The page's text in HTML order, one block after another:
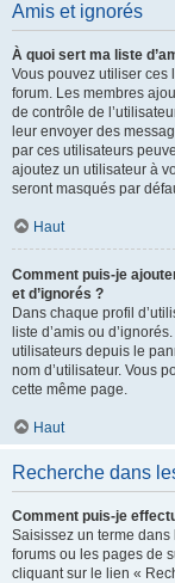
Amis et ignorés
À quoi sert ma liste
Vous pouvez utiliser ces
forum. Les membres
de contrôle de
leur envoyer des
par ces utilisateurs
ajoutez un utilisateur à
seront masqués par
Haut
Comment puis-je
et d’ignorés ?
Dans chaque profil
liste d’amis ou
utilisateurs depuis le
nom d’utilisateur. Vous
cette même page.
Haut
Recherche dans
Comment puis-je
Saisissez un terme
forums ou les pages de
cliquant sur le lien «